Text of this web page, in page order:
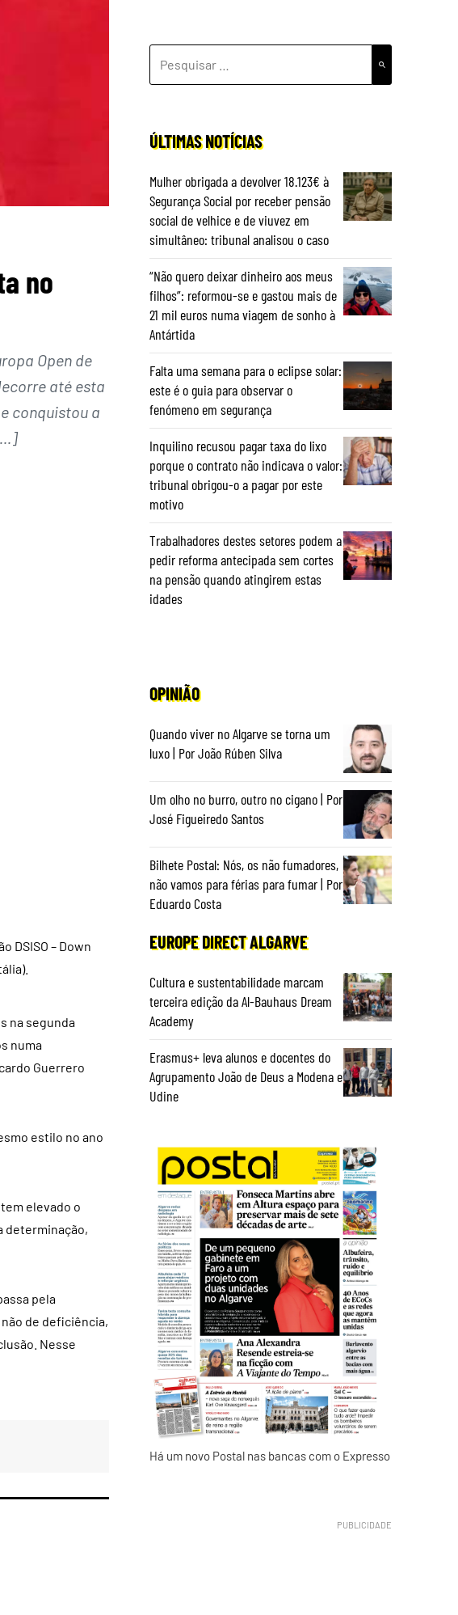
no
Open de
até esta
conquistou a
DSISO – Down
na segunda
numa
Guerrero
estilo no ano
elevado o
determinação,
pela
de deficiência,
Nesse
POR:
ÚLTIMAS NOTÍCIAS
Mulher obrigada a devolver 18.123€ à
Segurança Social por receber pensão
social de velhice e de viuvez em
simultâneo: tribunal analisou o caso
“Não quero deixar dinheiro aos meus
filhos”: reformou-se e gastou mais de
21 mil euros numa viagem de sonho à
Antártida
Falta uma semana para o eclipse solar:
este é o guia para observar o
fenómeno em segurança
Inquilino recusou pagar taxa do lixo
porque o contrato não indicava o valor:
tribunal obrigou-o a pagar por este
motivo
Trabalhadores destes setores podem a
pedir reforma antecipada sem cortes
na pensão quando atingirem estas
idades
OPINIÃO
Quando viver no Algarve se torna um
luxo | Por João Rúben Silva
Um olho no burro, outro no cigano | Por
José Figueiredo Santos
Bilhete Postal: Nós, os não fumadores,
não vamos para férias para fumar | Por
Eduardo Costa
EUROPE DIRECT ALGARVE
Cultura e sustentabilidade marcam
terceira edição da Al-Bauhaus Dream
Academy
Erasmus+ leva alunos e docentes do
Agrupamento João de Deus a Modena e
Udine
Há um novo Postal nas bancas com o Expresso